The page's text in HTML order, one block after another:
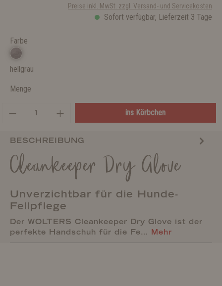
Preise inkl. MwSt. zzgl. Versand- und Servicekosten
Sofort verfügbar, Lieferzeit 3 Tage
Farbe
hellgrau
Menge
ins Körbchen
BESCHREIBUNG
Cleankeeper Dry Glove
Unverzichtbar für die Hunde-
Fellpflege
Der WOLTERS Cleankeeper Dry Glove ist der
perfekte Handschuh für die Fe… Mehr